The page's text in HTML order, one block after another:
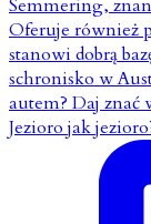
Jezioro jak